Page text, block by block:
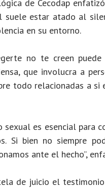
de Cecodap
suele estar atado al
en su entorno.
no te creen
que involucra a
todo relacionadas a
es esencial para
Si bien no siempre
ante el hecho”,
de juicio el